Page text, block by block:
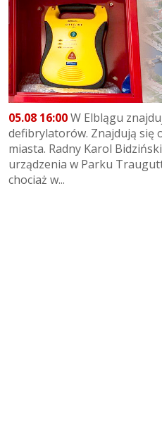
05.08 16:00W Elblągu
defibrylatorów. Znajdują się
miasta. Radny Karol
urządzenia w Parku
chociaż w...